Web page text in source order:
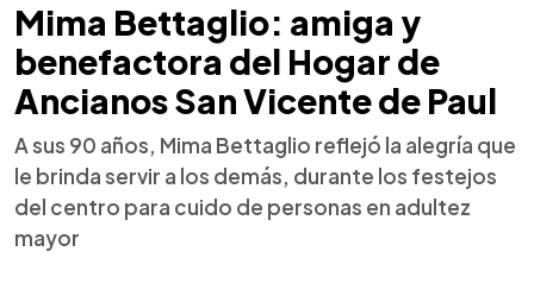
Mima Bettaglio: amiga y
benefactora del Hogar de
Ancianos San Vicente de Paul
A sus 90 años, Mima Bettaglio reflejó la alegría que
le brinda servir a los demás, durante los festejos
del centro para cuido de personas en adultez
mayor